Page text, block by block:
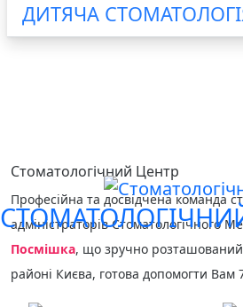
ДИТЯЧА
Стоматологічний Центр
Професійна та досвідчена команда
адміністраторів Стоматологічного
Посмішка, що зручно
районі Києва, готова допомогти Вам